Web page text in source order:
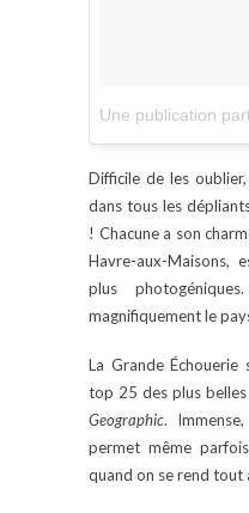
Difficile de les
dans tous les
! Chacune a son
Havre-aux-Maisons,
plus
magnifiquement le
La Grande Échouerie
top 25 des plus
Geographic.
permet même
quand on se rend tout